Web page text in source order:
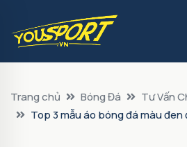
Trang chủ Bóng Đá
Tư Vấn
Top 3 mẫu áo bóng đá màu